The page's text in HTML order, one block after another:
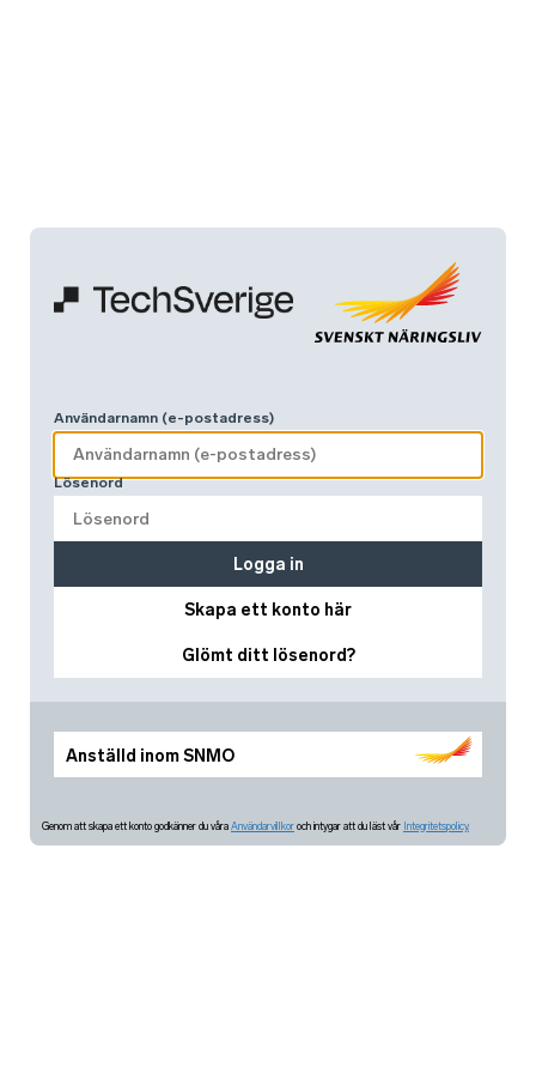
Anställd inom SNMO
Användarnamn (e-postadress)
Lösenord
Skapa ett konto här
Glömt ditt lösenord?
Logga in
Genom att skapa ett konto godkänner du våra Användarvillkor och intygar att du läst vår Integritetspolicy.